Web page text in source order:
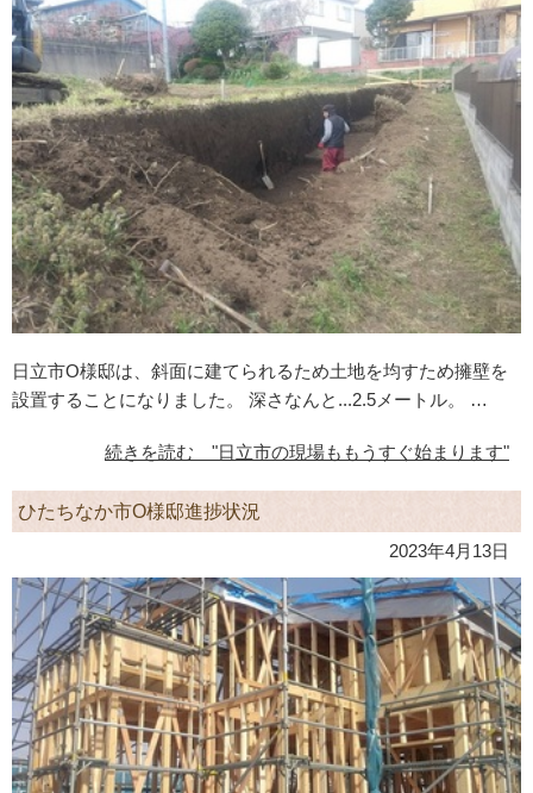
日立市O様邸は、斜面に建てられるため土地を均すため擁壁を
設置することになりました。 深さなんと...2.5メートル。 …
続きを読む "日立市の現場ももうすぐ始まります"
ひたちなか市O様邸進捗状況
2023年4月13日